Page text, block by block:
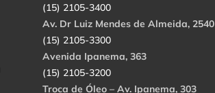
(15) 2105-3400
Av. Dr Luiz Mendes de Almeida, 2540
(15) 2105-3300
Avenida Ipanema, 363
(15) 2105-3200
Troca de Óleo – Av. Ipanema, 303